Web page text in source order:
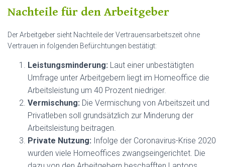
Nachteile für den Arbeitgeber
Der Arbeitgeber sieht Nachteile der Vertrauensarbeitszeit ohne
Vertrauen in folgenden Befürchtungen bestätigt:
Leistungsminderung: Laut einer unbestätigten
Umfrage unter Arbeitgebern liegt im Homeoffice die
Arbeitsleistung um 40 Prozent niedriger.
Vermischung: Die Vermischung von Arbeitszeit und
Privatleben soll grundsätzlich zur Minderung der
Arbeitsleistung beitragen.
Private Nutzung: Infolge der Coronavirus-Krise 2020
wurden viele Homeoffices zwangseingerichtet. Die